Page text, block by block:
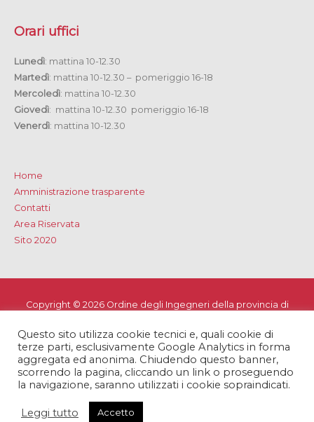
Orari uffici
Lunedì: mattina 10-12.30
Martedì: mattina 10-12.30 – pomeriggio 16-18
Mercoledì: mattina 10-12.30
Giovedì: mattina 10-12.30 pomeriggio 16-18
Venerdì: mattina 10-12.30
Home
Amministrazione trasparente
Contatti
Area Riservata
Sito 2020
Copyright © 2026 Ordine degli Ingegneri della provincia di
Privacy e Cookie Policy-Note Legali -Dichiarazione di
accessibilità
Questo sito utilizza cookie tecnici e, quali cookie di
terze parti, esclusivamente Google Analytics in forma
aggregata ed anonima. Chiudendo questo banner,
scorrendo la pagina, cliccando un link o proseguendo
la navigazione, saranno utilizzati i cookie sopraindicati.
Leggi tutto Accetto